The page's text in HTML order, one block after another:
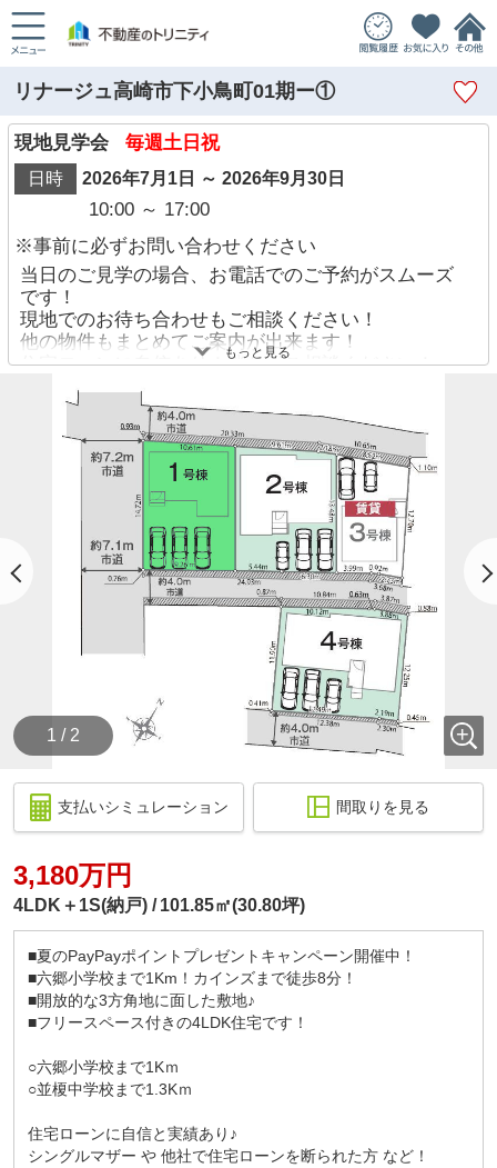
リナージュ高崎市下小鳥町01期ー①
現地見学会 毎週土日祝
日時 2026年7月1日 ～ 2026年9月30日
10:00 ～ 17:00
※事前に必ずお問い合わせください
当日のご見学の場合、お電話でのご予約がスムーズ
です！
現地でのお待ち合わせもご相談ください！
他の物件もまとめてご案内が出来ます！
住宅ローンに自信あり！迷わずご相談ください！
もっと見る
1 / 2
支払いシミュレーション 間取りを見る
3,180万円
4LDK＋1S(納戸) 101.85㎡(30.80坪)
■夏のPayPayポイントプレゼントキャンペーン開催中！
■六郷小学校まで1Km！カインズまで徒歩8分！
■開放的な3方角地に面した敷地♪
■フリースペース付きの4LDK住宅です！
○六郷小学校まで1Kｍ
○並榎中学校まで1.3Kｍ
住宅ローンに自信と実績あり♪
シングルマザー や 他社で住宅ローンを断られた方 など！